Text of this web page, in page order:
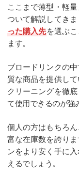
ここまで薄型・軽
ついて解説してき
った購入先を選ぶ
ます。
ブロードリンクの
質な商品を提供し
クリーニングを徹
て使用できるのが強
個人の方はもちろ
富な在庫数を誇り
ンをより安く手に
えるでしょう。